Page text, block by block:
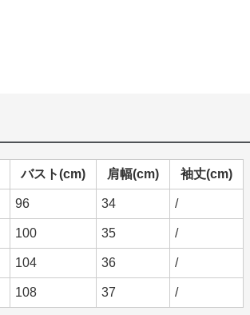
バスト(cm) 肩幅(cm) 袖丈(cm)
96 34 /
100 35 /
104 36 /
108 37 /